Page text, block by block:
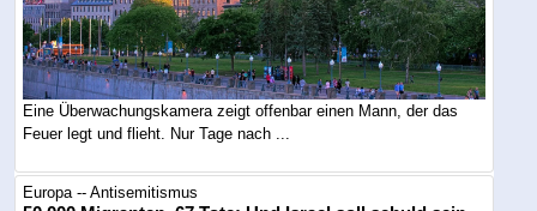
Eine Überwachungskamera zeigt offenbar einen Mann, der das
Feuer legt und flieht. Nur Tage nach ...
Europa -- Antisemitismus